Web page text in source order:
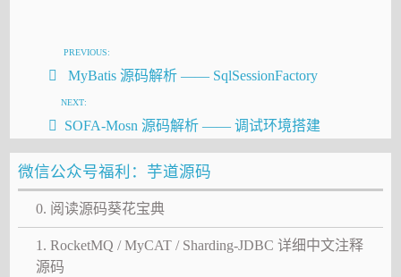
PREVIOUS:
MyBatis 源码解析 —— SqlSessionFactory
NEXT:
SOFA-Mosn 源码解析 —— 调试环境搭建
微信公众号福利：芋道源码
0. 阅读源码葵花宝典
1. RocketMQ / MyCAT / Sharding-JDBC 详细中文注释
源码